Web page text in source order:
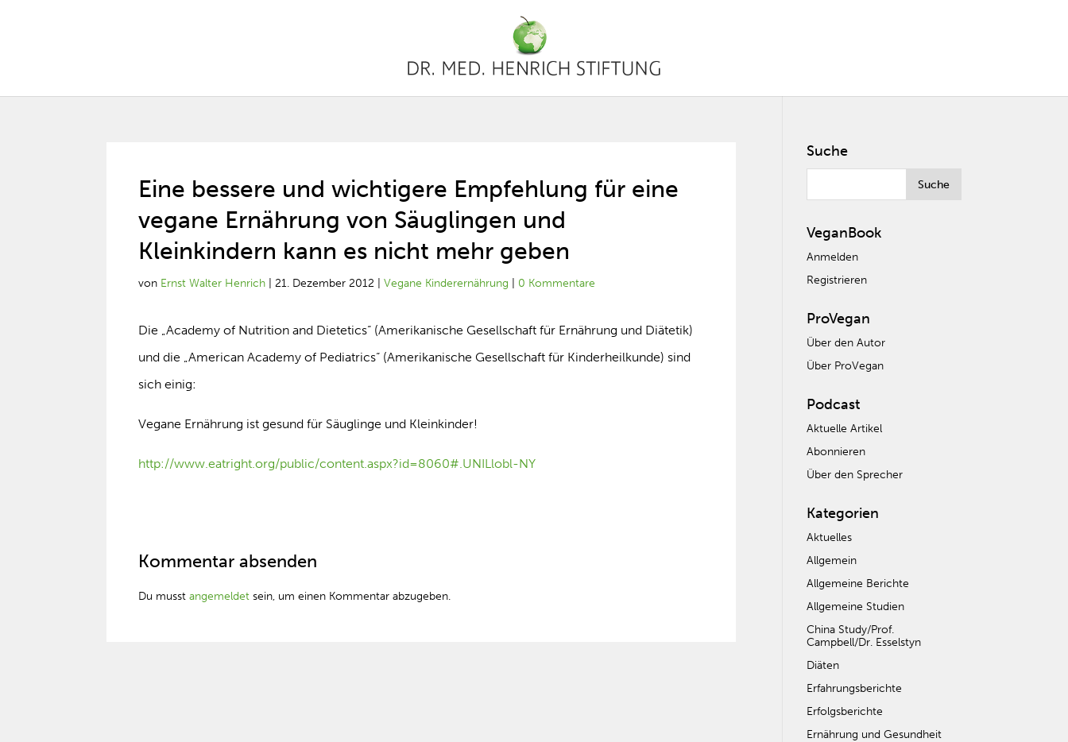
Eine bessere und wichtigere Empfehlung für eine
vegane Ernährung von Säuglingen und
Kleinkindern kann es nicht mehr geben
von Ernst Walter Henrich |21. Dezember 2012 |Vegane Kinderernährung 0 Kommentare
Die „Academy of Nutrition and Dietetics“ (Amerikanische Gesellschaft für Ernährung und Diätetik)
und die „American Academy of Pediatrics“ (Amerikanische Gesellschaft für Kinderheilkunde) sind
sich einig:
Vegane Ernährung ist gesund für Säuglinge und Kleinkinder!
http://www.eatright.org/public/content.aspx?id=8060#.UNILlobl-NY
Kommentar absenden
Du musstangemeldet sein, um einen Kommentar abzugeben.
Suche
VeganBook
Anmelden
Registrieren
ProVegan
Über den Autor
Über ProVegan
Podcast
Aktuelle Artikel
Abonnieren
Über den Sprecher
Kategorien
Aktuelles
Allgemein
Allgemeine Berichte
Allgemeine Studien
China Study/Prof.
Campbell/Dr. Esselstyn
Diäten
Erfahrungsberichte
Erfolgsberichte
Ernährung und Gesundheit